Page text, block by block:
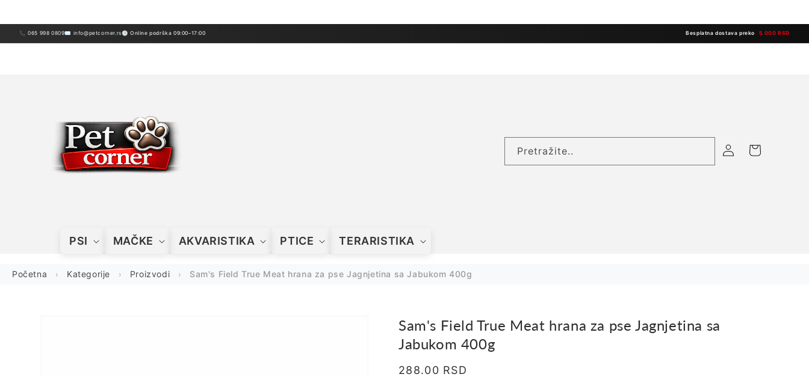
📞 065 998 0809✉ info@petcorner.rs🕒 Online podrška 09:00–17:00 Besplatna dostava preko 5.000 RSD
PSI MAČKE AKVARISTIKA PTICE TERARISTIKA
Pretražite..
Prijavite
Korpa
Početna Kategorije Proizvodi Sam's Field True Meat hrana za pse Jagnjetina sa Jabukom 400g
Sam's Field True Meat hrana za pse Jagnjetina sa
Jabukom 400g
Regularna
288.00 RSD